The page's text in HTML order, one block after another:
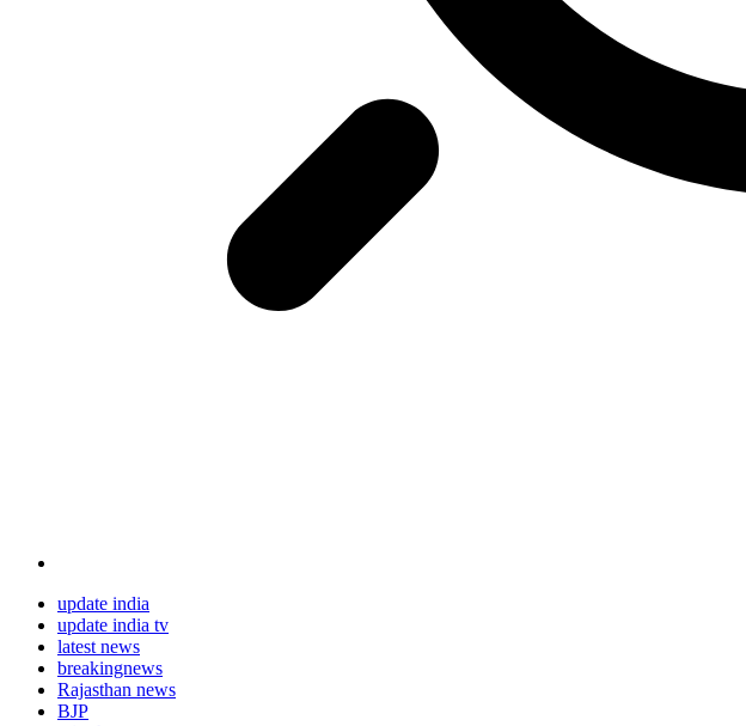
update india
update india tv
latest news
breakingnews
Rajasthan news
BJP